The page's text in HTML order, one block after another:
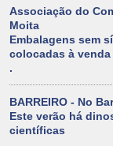
Associação do
Moita
Embalagens sem
colocadas à venda
.
BARREIRO - No
Este verão há
científicas